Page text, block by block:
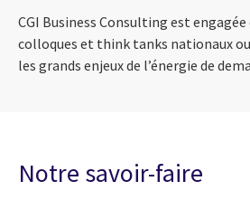
CGI Business Consulting est
colloques et think tanks nationaux
les grands enjeux de l’énergie de
Notre savoir-faire